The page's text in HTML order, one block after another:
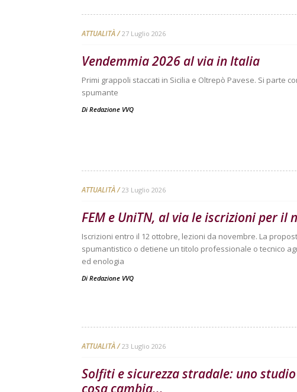
ATTUALITÀ 27 Luglio 2026
Vendemmia 2026 al via in Italia
Primi grappoli staccati in Sicilia e Oltrepò Pavese. Si parte
spumante
Di Redazione VVQ
ATTUALITÀ 23 Luglio 2026
FEM e UniTN, al via le iscrizioni per il
Iscrizioni entro il 12 ottobre, lezioni da novembre. La
spumantistico o detiene un titolo professionale o tecnico
ed enologia
Di Redazione VVQ
ATTUALITÀ 23 Luglio 2026
Solfiti e sicurezza stradale: uno
cosa cambia...